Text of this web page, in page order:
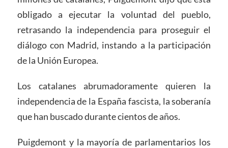
obligado a ejecutar la voluntad del pueblo,
retrasando la independencia para proseguir el
diálogo con Madrid, instando a la participación
de la Unión Europea.
Los catalanes abrumadoramente quieren la
independencia de la España fascista, la soberanía
que han buscado durante cientos de años.
Puigdemont y la mayoría de parlamentarios los